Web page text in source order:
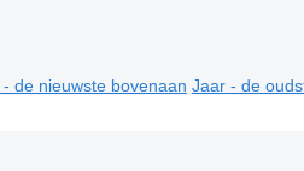
de nieuwste bovenaan Jaar - de